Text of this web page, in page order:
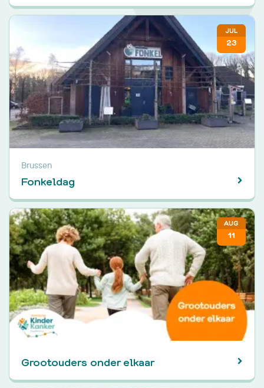
JUL
23
Brussen
Fonkeldag
AUG
11
Grootouders onder elkaar